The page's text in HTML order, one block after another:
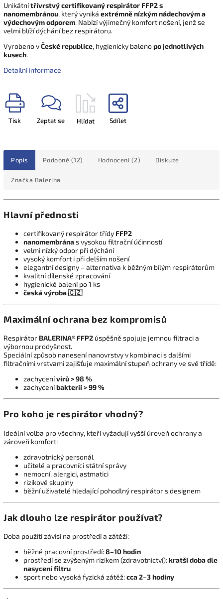
Unikátnítřívrstvý certifikovaný respirátor FFP2 s
nanomembránou, který vyniká extrémně nízkým nádechovým a
výdechovým odporem. Nabízí výjimečný komfort nošení, jenž se
velmi blíží dýchání bez respirátoru.
Vyrobeno vČeské republice, hygienicky balenopo jednotlivých
kusech.
Detailní informace
Tisk Zeptat se Hlídat Sdílet
Popis Podobné (12) Hodnocení (2) Diskuze
Značka Balerina
Hlavní přednosti
certifikovaný respirátor třídy FFP2
nanomembránas vysokou filtrační účinností
velmi nízký odpor při dýchání
vysoký komfort i při delším nošení
elegantní designy – alternativa k běžným bílým respirátorům
kvalitní dílenské zpracování
hygienické balení po 1 ks
česká výroba 🇨🇿
Maximální ochrana bez kompromisů
Respirátor BALERINA® FFP2 úspěšně spojuje jemnou filtraci a
výbornou prodyšnost.
Speciální způsob nanesení nanovrstvy v kombinaci s dalšími
filtračními vrstvami zajišťuje maximální stupeň ochrany ve své třídě:
zachycenívirů > 98 %
zachyceníbakterií > 99 %
Pro koho je respirátor vhodný?
Ideální volba pro všechny, kteří vyžadují vyšší úroveň ochrany a
zároveň komfort:
zdravotnický personál
učitelé a pracovníci státní správy
nemocní, alergici, astmatici
rizikové skupiny
běžní uživatelé hledající pohodlný respirátor s designem
Jak dlouho lze respirátor používat?
Doba použití závisí na prostředí a zátěži:
běžné pracovní prostředí:8–10 hodin
prostředí se zvýšeným rizikem (zdravotnictví):kratší doba dle
nasycení filtru
sport nebo vysoká fyzická zátěž:cca 2–3 hodiny